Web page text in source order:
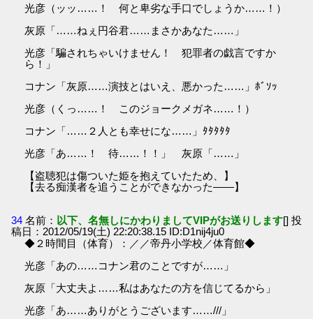
光彦（ッッ……！ 何と卑劣な手口でしょうか……！）
灰原「……ねぇ円谷君……まさかあなた……」
光彦「騙されちゃいけません！ 犯罪者の戯言ですか
ら！」
コナン「灰原……演技とはいえ、悪かった……」ﾎﾞｿｯ
光彦（くっ……！ このジョークメガネ……！）
コナン「……２人とも幸せにな……」ﾀﾀﾀﾀﾀ
光彦「あ……！ 待……！！」 灰原「……」
【盗聴犯は傷ついた姫を抱えていたため、】
【去る痴漢者を追うことができなかった――】
34 名前： 以下、名無しにかわりましてVIPがお送りします[] 投
稿日：2012/05/19(土) 22:20:38.15 ID:D1nij4ju0
◆２時間目（体育）：／／帝丹小学校／体育館◆
光彦「あの……コナン君のことですが……」
灰原「大丈夫よ……私はあなたの方を信じてるから」
光彦「あ……ありがとうございます……///」